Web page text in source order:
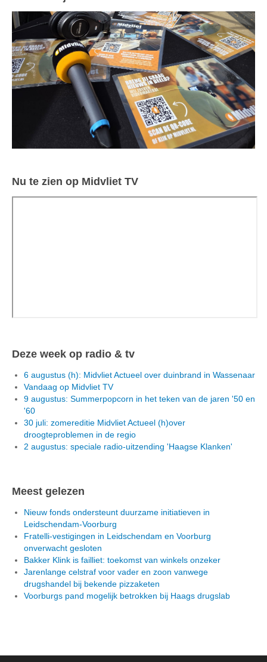
Nu te zien op Midvliet TV
Deze week op radio & tv
6 augustus (h): Midvliet Actueel over duinbrand in Wassenaar
Vandaag op Midvliet TV
9 augustus: Summerpopcorn in het teken van de jaren '50 en
'60
30 juli: zomereditie Midvliet Actueel (h)over
droogteproblemen in de regio
2 augustus: speciale radio-uitzending 'Haagse Klanken'
Meest gelezen
Nieuw fonds ondersteunt duurzame initiatieven in
Leidschendam-Voorburg
Fratelli-vestigingen in Leidschendam en Voorburg
onverwacht gesloten
Bakker Klink is failliet: toekomst van winkels onzeker
Jarenlange celstraf voor vader en zoon vanwege
drugshandel bij bekende pizzaketen
Voorburgs pand mogelijk betrokken bij Haags drugslab